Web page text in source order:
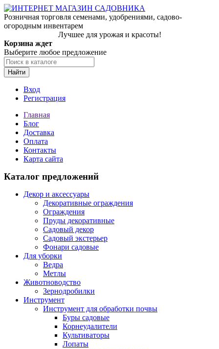
Розничная торговля семенами, удобрениями, садово-
огородным инвентарем
Лучшее для урожая и красоты!
Корзина ждет
Выберите любое предложение
Найти
Вход
Регистрация
Главная
Блог
Доставка
Оплата
Контакты
Карта сайта
Каталог предложений
Декор и аксессуары
Декоративные ограждения
Ограждения
Пруды декоративные
Садовый декор
Садовый экстерьер
Фонари садовые
Для уборки
Ведра
Метлы
Животноводство
Зернодробилки
Инструмент
Инструмент для обработки почвы
Буры садовые
Корнеудалители
Культиваторы
Лопаты